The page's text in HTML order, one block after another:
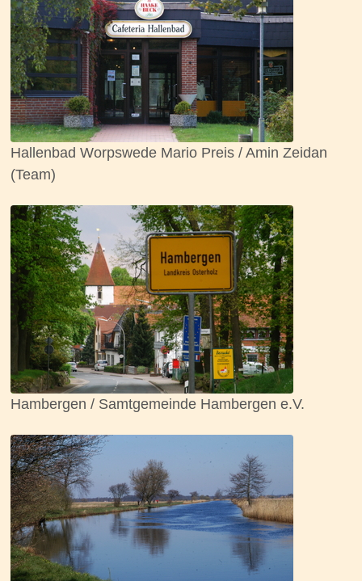
Hallenbad Worpswede Mario Preis / Amin Zeidan
(Team)
Hambergen / Samtgemeinde Hambergen e.V.